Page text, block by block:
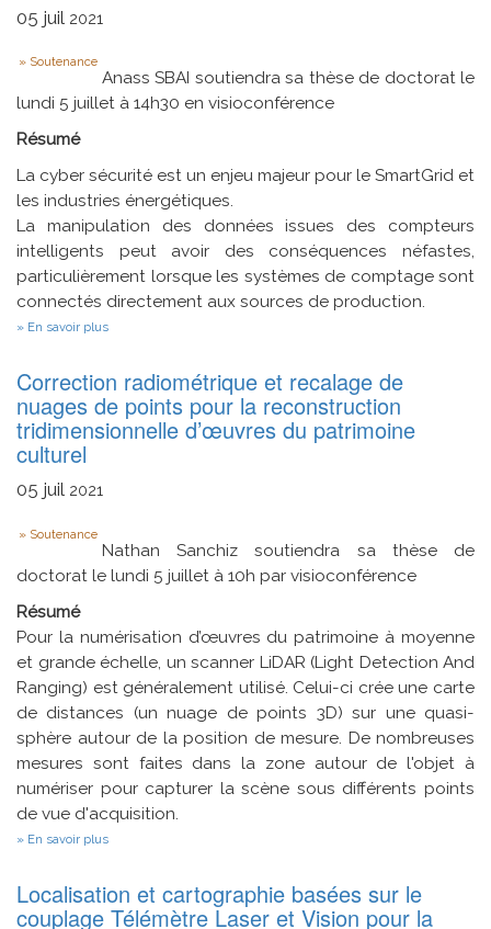
05 juil 2021
Type
Soutenance
Anass SBAI soutiendra sa thèse de doctorat le
lundi 5 juillet à 14h30 en visioconférence
Résumé
La cyber sécurité est un enjeu majeur pour le SmartGrid et
les industries énergétiques.
La manipulation des données issues des compteurs
intelligents peut avoir des conséquences néfastes,
particulièrement lorsque les systèmes de comptage sont
connectés directement aux sources de production.
En savoir plus
proxy
de
re-
chiffrement
Correction radiométrique et recalage de
nuages de points pour la reconstruction
tridimensionnelle d’œuvres du patrimoine
culturel
05 juil 2021
Type
Soutenance
Nathan Sanchiz soutiendra sa thèse de
doctorat le lundi 5 juillet à 10h par visioconférence
Résumé
Pour la numérisation d’œuvres du patrimoine à moyenne
et grande échelle, un scanner LiDAR (Light Detection And
Ranging) est généralement utilisé. Celui-ci crée une carte
de distances (un nuage de points 3D) sur une quasi-
sphère autour de la position de mesure. De nombreuses
mesures sont faites dans la zone autour de l'objet à
numériser pour capturer la scène sous différents points
de vue d'acquisition.
En savoir plus
et
recalage
Localisation et cartographie basées sur le
couplage Télémètre Laser et Vision pour la